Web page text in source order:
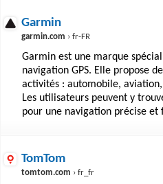
qualité-prix. Coyote,
TomTom excelle en
tant pour les individus que
spécialisé dans la navigation
caméras, enrichit cette
trajets.
Garmin
garmin.com › fr-FR
Garmin est une marque
navigation GPS. Elle propose
activités : automobile,
Les utilisateurs peuvent y
pour une navigation précise et
TomTom
tomtom.com › fr_fr